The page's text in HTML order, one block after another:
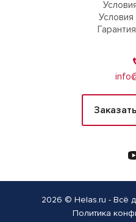
Условия
2026 © Helas.ru - Всё
Политика